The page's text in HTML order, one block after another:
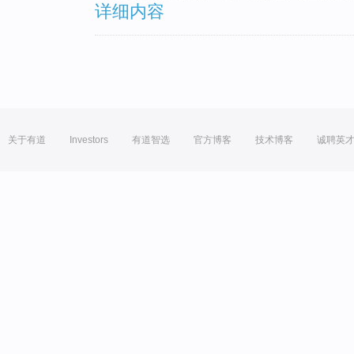
详细内容
关于有道 Investors 有道智选 官方博客 技术博客 诚聘英才